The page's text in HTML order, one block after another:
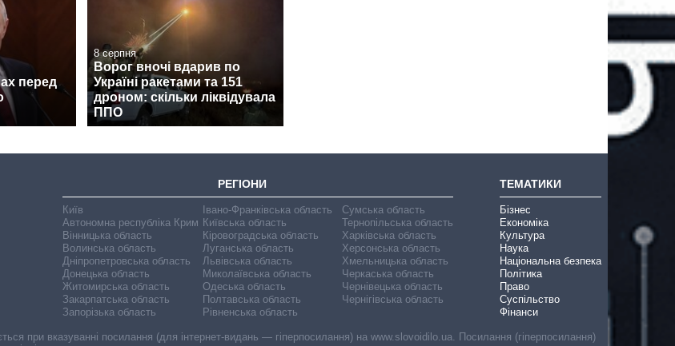
перед
8 серпня
Ворог вночі вдарив по
Україні ракетами та 151
дроном: скільки ліквідувала
ППО
РЕГІОНИ
Київ
Автономна республіка Крим
Вінницька область
Волинська область
Дніпропетровська область
Донецька область
Житомирська область
Закарпатська область
Запорізька область
Івано-Франківська область
Київська область
Кіровоградська область
Луганська область
Львівська область
Миколаївська область
Одеська область
Полтавська область
Рівненська область
Сумська область
Тернопільська область
Харківська область
Херсонська область
Хмельницька область
Черкаська область
Чернівецька область
Чернігівська область
ТЕМАТИКИ
Бізнес
Економіка
Культура
Наука
Національна безпека
Політика
Право
Суспільство
Фінанси
при вказуванні посилання (для інтернет-видань — гіперпосилання) на www.slovoidilo.ua. Посилання (гіперпосилання)